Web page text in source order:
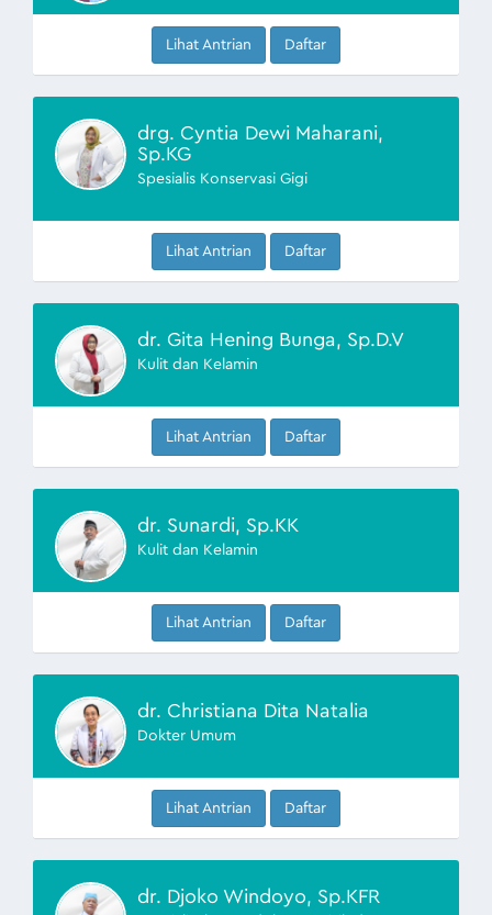
Lihat Antrian Daftar
drg. Cyntia Dewi Maharani,
Sp.KG
Spesialis Konservasi Gigi
Lihat Antrian Daftar
dr. Gita Hening Bunga, Sp.D.V
Kulit dan Kelamin
Lihat Antrian Daftar
dr. Sunardi, Sp.KK
Kulit dan Kelamin
Lihat Antrian Daftar
dr. Christiana Dita Natalia
Dokter Umum
Lihat Antrian Daftar
dr. Djoko Windoyo, Sp.KFR